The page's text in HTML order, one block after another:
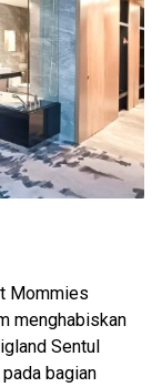
Mommies
menghabiskan
Sentul
pada bagian